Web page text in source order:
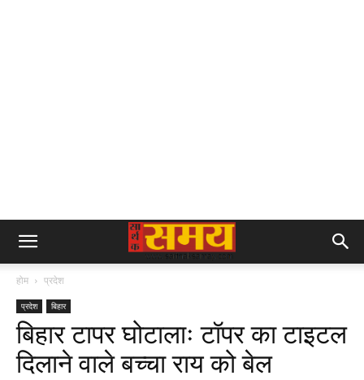
होम प्रदेश
प्रदेश बिहार
बिहार टापर घोटालाः टॉपर का टाइटल
दिलाने वाले बच्चा राय को बेल